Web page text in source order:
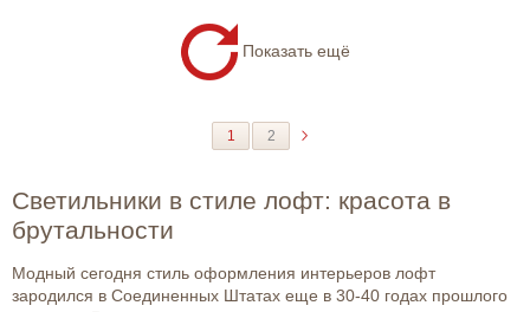
Показать ещё
1 2
Светильники в стиле лофт: красота в
брутальности
Модный сегодня стиль оформления интерьеров лофт
зародился в Соединенных Штатах еще в 30-40 годах прошлого